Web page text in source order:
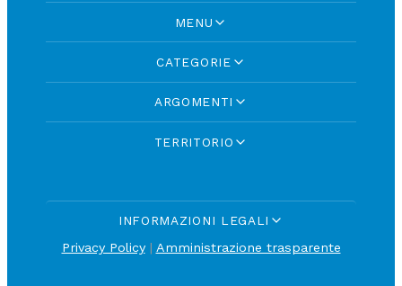
MENU
CATEGORIE
ARGOMENTI
TERRITORIO
INFORMAZIONI LEGALI
Privacy Policy| Amministrazione trasparente